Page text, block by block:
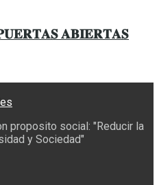
𝐀𝐁𝐈𝐄𝐑𝐓𝐀𝐒
proposito social: "Reducir la
y Sociedad"